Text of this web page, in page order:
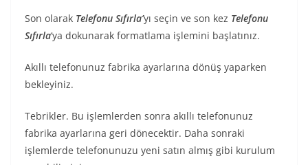
Son olarak Telefonu Sıfırla’yı seçin ve son kez Telefonu
Sıfırla‘ya dokunarak formatlama işlemini başlatınız.
Akıllı telefonunuz fabrika ayarlarına dönüş yaparken
bekleyiniz.
Tebrikler. Bu işlemlerden sonra akıllı telefonunuz
fabrika ayarlarına geri dönecektir. Daha sonraki
işlemlerde telefonunuzu yeni satın almış gibi kurulum